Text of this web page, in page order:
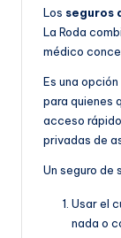
Los seguros
La Roda
médico
Es una
para quienes
acceso
privadas de
Un seguro de
Usar el
nada o